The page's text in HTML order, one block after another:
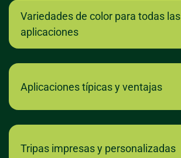
Variedades de color para todas las
aplicaciones
Aplicaciones típicas y ventajas
Tripas impresas y personalizadas